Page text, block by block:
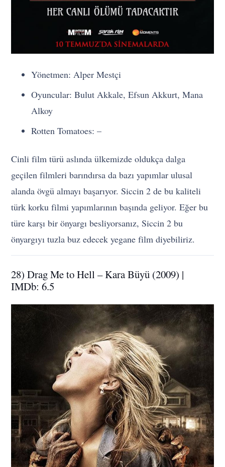
Yönetmen: Alper Mestçi
Oyuncular: Bulut Akkale, Efsun Akkurt, Mana
Alkoy
Rotten Tomatoes: –
Cinli film türü aslında ülkemizde oldukça dalga
geçilen filmleri barındırsa da bazı yapımlar ulusal
alanda övgü almayı başarıyor. Siccin 2 de bu kaliteli
türk korku filmi yapımlarının başında geliyor. Eğer bu
türe karşı bir önyargı besliyorsanız, Siccin 2 bu
önyargıyı tuzla buz edecek yegane film diyebiliriz.
28) Drag Me to Hell – Kara Büyü (2009) |
IMDb: 6.5